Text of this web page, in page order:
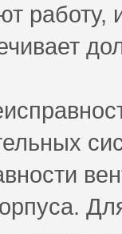
работу,